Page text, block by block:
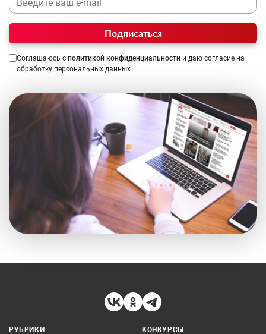
Подписаться
Соглашаюсь с политикой конфиденциальности и даю согласие на
обработку персональных данных
РУБРИКИ
КОНКУРСЫ